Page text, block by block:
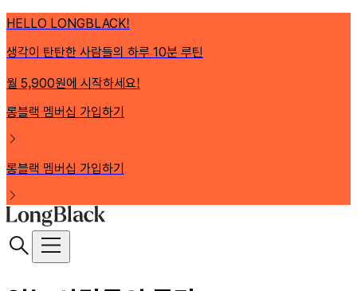
HELLO LONGBLACK!
생각이 탄탄한 사람들의 하루 10분 루틴
월 5,900원에 시작하세요!
롱블랙 멤버십 가입하기
롱블랙 멤버십 가입하기